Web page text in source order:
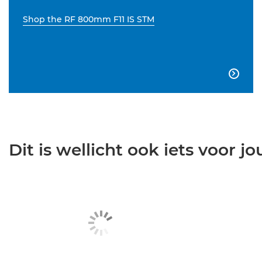
Shop the RF 800mm F11 IS STM

Dit is wellicht ook iets voor